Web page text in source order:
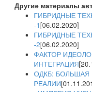
Другие материалы
ГИБРИДНЫЕ
-1 [06.02.2020]
ГИБРИДНЫЕ
-2[06.02.2020]
ФАКТОР
ИНТЕГРАЦИЯ
ОДКБ: БОЛЬШАЯ
РЕАЛИИ